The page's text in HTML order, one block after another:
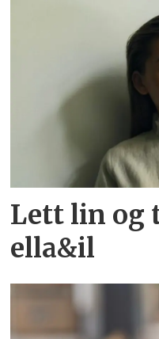
Lett lin og
ella&il